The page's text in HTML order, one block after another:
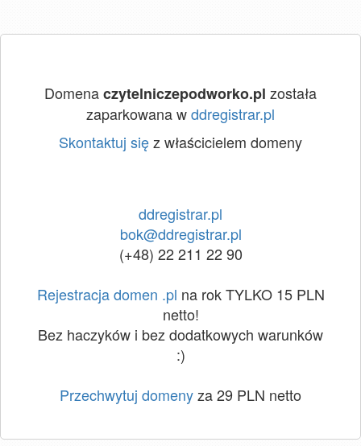
Domenaczytelniczepodworko.pl została
zaparkowana wddregistrar.pl
Skontaktuj sięz właścicielem domeny
ddregistrar.pl
bok@ddregistrar.pl
(+48) 22 211 22 90
Rejestracja domen .pl na rok TYLKO 15 PLN
netto!
Bez haczyków i bez dodatkowych warunków
:)
Przechwytuj domenyza 29 PLN netto